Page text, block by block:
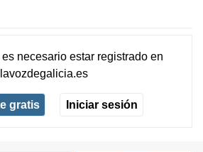
necesario estar registradoen
lavozdegalicia.es
gratis Iniciar sesión